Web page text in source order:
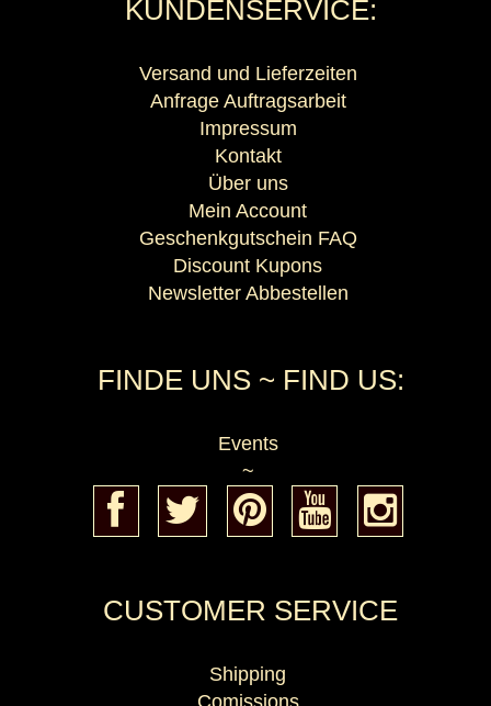
KUNDENSERVICE:
Versand und Lieferzeiten
Anfrage Auftragsarbeit
Impressum
Kontakt
Über uns
Mein Account
Geschenkgutschein FAQ
Discount Kupons
Newsletter Abbestellen
FINDE UNS ~ FIND US:
Events
~
CUSTOMER SERVICE
Shipping
Comissions